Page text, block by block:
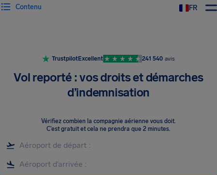
FR
Contenu
TrustpilotExcellent 241 540 avis
Vol reporté : vos droits et démarches
d’indemnisation
Vérifiez combien la compagnie aérienne vous doit.
C’est gratuit et cela ne prendra que 2 minutes.